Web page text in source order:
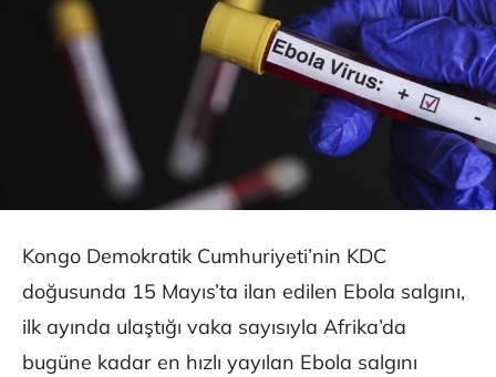
Kongo Demokratik Cumhuriyeti’nin KDC
doğusunda 15 Mayıs’ta ilan edilen Ebola salgını,
ilk ayında ulaştığı vaka sayısıyla Afrika’da
bugüne kadar en hızlı yayılan Ebola salgını